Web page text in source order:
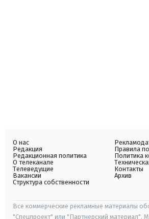
О нас
Редакция
Редакционная политика
О телеканале
Телеведущие
Вакансии
Структура собственности
Правила
Политика
Контакты
Архив
Все коммерческие рекламные материалы
"Спецпроект" или "Партнерский материал".